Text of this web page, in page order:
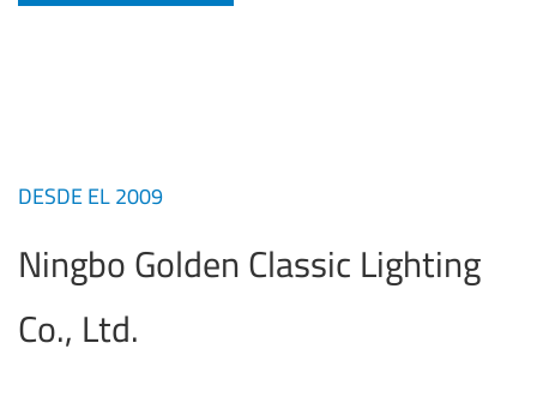
DESDE EL 2009
Ningbo Golden Classic Lighting
Co., Ltd.